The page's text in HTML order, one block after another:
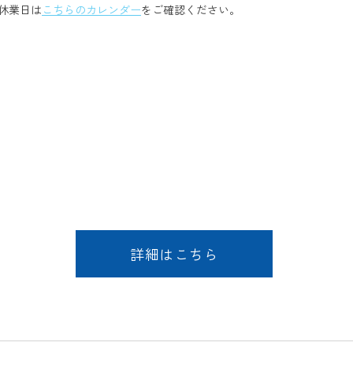
業日は こちらのカレンダーをご確認ください。
詳細はこちら